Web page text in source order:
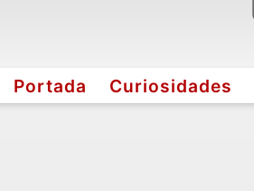
Portada Curiosidades